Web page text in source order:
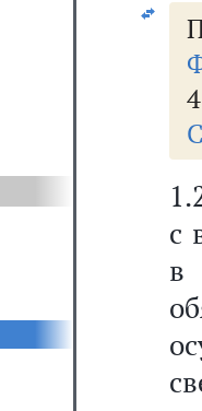
с
в